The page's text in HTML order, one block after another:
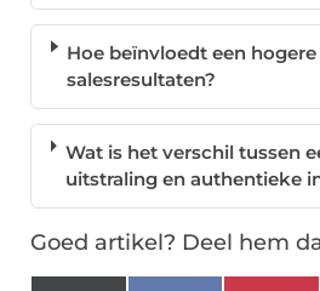
Hoe beïnvloedt een
salesresultaten?
Wat is het verschil tussen
uitstraling en authentieke
Goed artikel? Deel hem